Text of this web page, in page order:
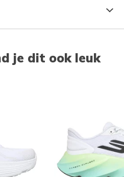
je dit ook leuk